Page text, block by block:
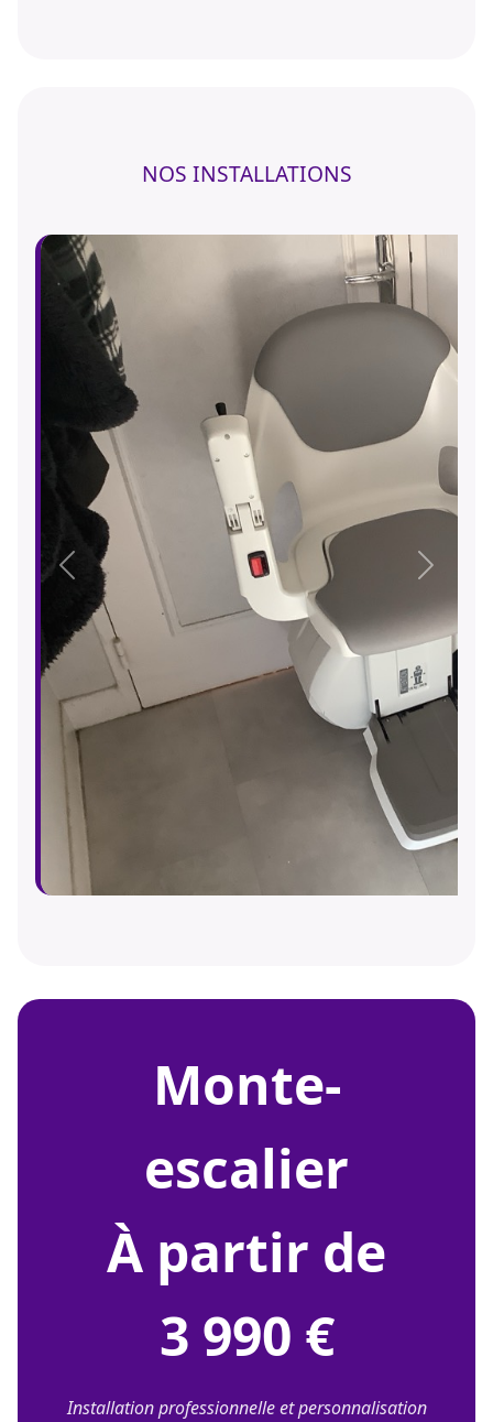
NOS INSTALLATIONS
Précédent Suivant
monte-
escalier
À partir de
3 990 €
Installation professionnelle et personnalisation